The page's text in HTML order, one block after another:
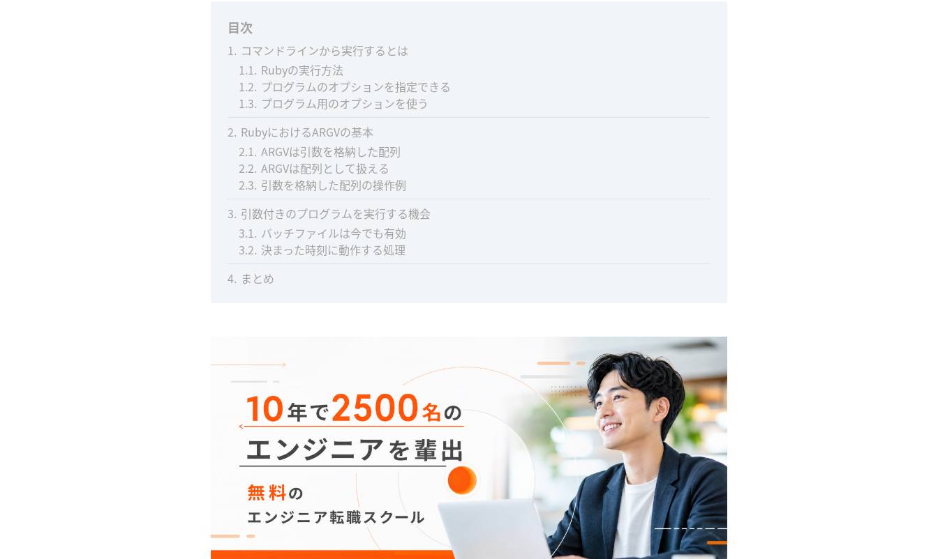
目次
1
コマンドラインから実行するとは
1.1 Rubyの実行方法
1.2 プログラムのオプションを指定できる
1.3 プログラム用のオプションを使う
2 RubyにおけるARGVの基本
2.1 ARGVは引数を格納した配列
2.2 ARGVは配列として扱える
2.3 引数を格納した配列の操作例
3 引数付きのプログラムを実行する機会
3.1
バッチファイルは今でも有効
3.2 決まった時刻に動作する処理
4 まとめ